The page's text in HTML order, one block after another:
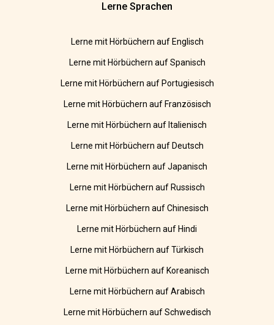
Lerne Sprachen
Lerne mit Hörbüchern auf Englisch
Lerne mit Hörbüchern auf Spanisch
Lerne mit Hörbüchern auf Portugiesisch
Lerne mit Hörbüchern auf Französisch
Lerne mit Hörbüchern auf Italienisch
Lerne mit Hörbüchern auf Deutsch
Lerne mit Hörbüchern auf Japanisch
Lerne mit Hörbüchern auf Russisch
Lerne mit Hörbüchern auf Chinesisch
Lerne mit Hörbüchern auf Hindi
Lerne mit Hörbüchern auf Türkisch
Lerne mit Hörbüchern auf Koreanisch
Lerne mit Hörbüchern auf Arabisch
Lerne mit Hörbüchern auf Schwedisch